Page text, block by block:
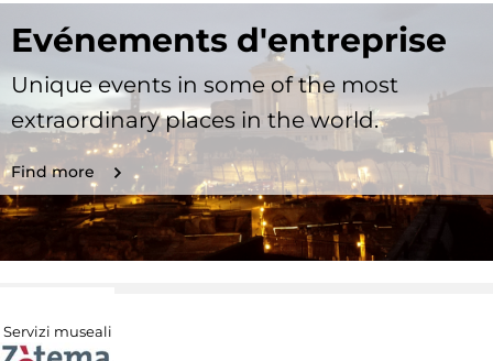
Evénements d'entreprise
Unique events in some of the most
extraordinary places in the world.
Find more
Servizi museali